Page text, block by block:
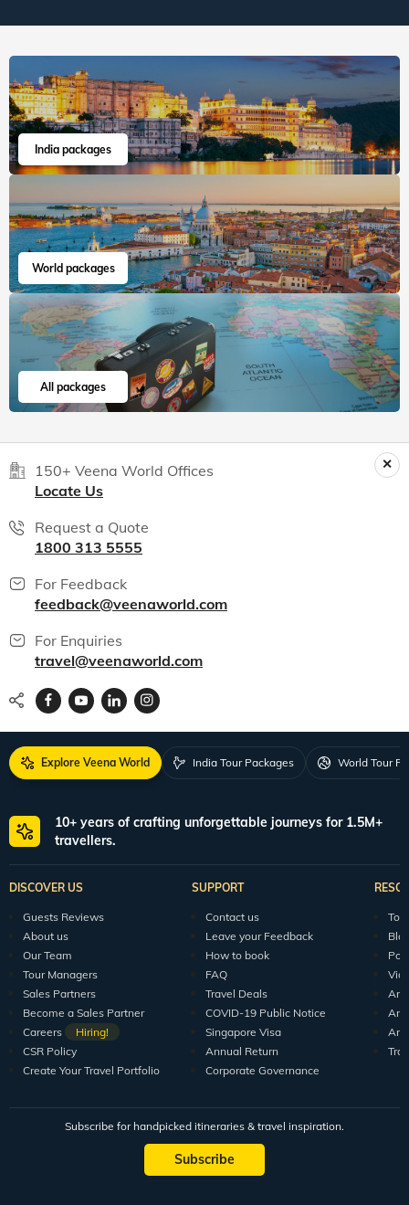
India packages
World packages
All packages
150+ Veena World Offices
Locate Us
Request a Quote
1800 313 5555
For Feedback
feedback@veenaworld.com
For Enquiries
travel@veenaworld.com
Explore Veena World India Tour Packages World Tour
10+ years of crafting unforgettable journeys for 1.5M+
travellers.
DISCOVER US
Guests Reviews
About us
Our Team
Tour Managers
Sales Partners
Become a Sales Partner
Careers
Hiring!
CSR Policy
Create Your Travel Portfolio
SUPPORT
Contact us
Leave your Feedback
How to book
FAQ
Travel Deals
COVID-19 Public Notice
Singapore Visa
Annual Return
Corporate Governance
Subscribe for handpicked itineraries & travel inspiration.
Subscribe